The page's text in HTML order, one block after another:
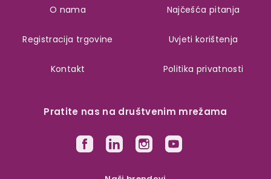
Pratite nas na društvenim mrežama
O nama
Registracija trgovine
Kontakt
Najčešća pitanja
Uvjeti korištenja
Politika privatnosti